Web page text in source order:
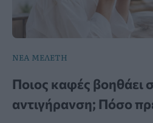
ΝΕΑ ΜΕΛΕΤΗ
Ποιος καφές βοηθάει
αντιγήρανση; Πόσο